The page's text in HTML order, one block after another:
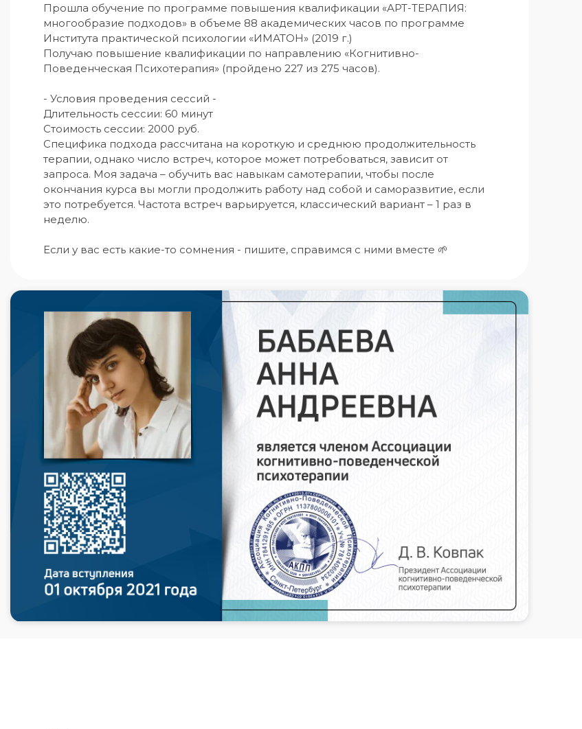
Прошла обучение по программе повышения квалификации «АРТ-ТЕРАПИЯ:
многообразие подходов» в объеме 88 академических часов по программе
Института практической психологии «ИМАТОН» (2019 г.)
Получаю повышение квалификации по направлению «Когнитивно-
Поведенческая Психотерапия» (пройдено 227 из 275 часов).
- Условия проведения сессий -
Длительность сессии: 60 минут
Стоимость сессии: 2000 руб.
Специфика подхода рассчитана на короткую и среднюю продолжительность
терапии, однако число встреч, которое может потребоваться, зависит от
запроса. Моя задача – обучить вас навыкам самотерапии, чтобы после
окончания курса вы могли продолжить работу над собой и саморазвитие, если
это потребуется. Частота встреч варьируется, классический вариант – 1 раз в
неделю.
Если у вас есть какие-то сомнения - пишите, справимся с ними вместе 🌱